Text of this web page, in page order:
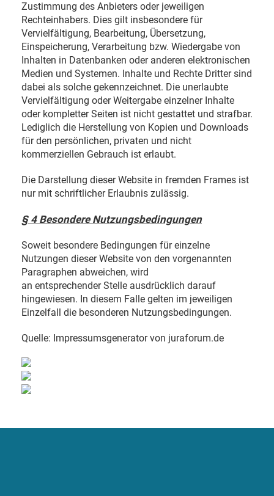
Zustimmung des Anbieters oder jeweiligen
Rechteinhabers. Dies gilt insbesondere für
Vervielfältigung, Bearbeitung, Übersetzung,
Einspeicherung, Verarbeitung bzw. Wiedergabe von
Inhalten in Datenbanken oder anderen elektronischen
Medien und Systemen. Inhalte und Rechte Dritter sind
dabei als solche gekennzeichnet. Die unerlaubte
Vervielfältigung oder Weitergabe einzelner Inhalte
oder kompletter Seiten ist nicht gestattet und strafbar.
Lediglich die Herstellung von Kopien und Downloads
für den persönlichen, privaten und nicht
kommerziellen Gebrauch ist erlaubt.
Die Darstellung dieser Website in fremden Frames ist
nur mit schriftlicher Erlaubnis zulässig.
§ 4 Besondere Nutzungsbedingungen
Soweit besondere Bedingungen für einzelne
Nutzungen dieser Website von den vorgenannten
Paragraphen abweichen, wird
an entsprechender Stelle ausdrücklich darauf
hingewiesen. In diesem Falle gelten im jeweiligen
Einzelfall die besonderen Nutzungsbedingungen.
Quelle: Impressumsgenerator von juraforum.de